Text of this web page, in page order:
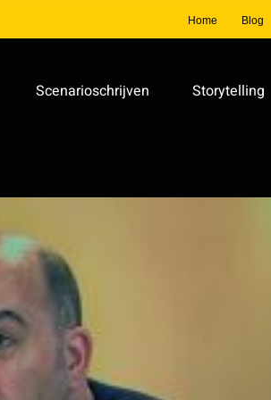
Home Blog
Scenarioschrijven Storytelling